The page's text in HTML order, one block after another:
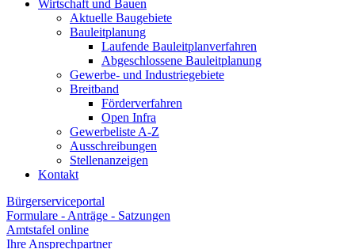
Wirtschaft und Bauen
Aktuelle Baugebiete
Bauleitplanung
Laufende Bauleitplanverfahren
Abgeschlossene Bauleitplanung
Gewerbe- und Industriegebiete
Breitband
Förderverfahren
Open Infra
Gewerbeliste A-Z
Ausschreibungen
Stellenanzeigen
Kontakt
Bürgerserviceportal
Formulare - Anträge - Satzungen
Amtstafel online
Ihre Ansprechpartner